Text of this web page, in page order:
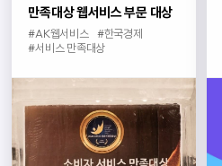
만족대상 웹서비스 부문 대상
#AK웹서비스
#한국경제
#서비스 만족대상